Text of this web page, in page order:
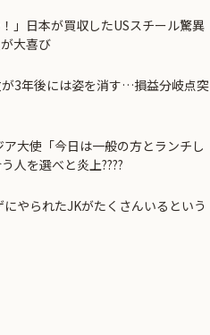
」日本が買収したUSスチール驚異
大喜び
3年後には姿を消す…損益分岐点突
ア大使「今日は一般の方とランチし
人を選べと炎上????
にやられたJKがたくさんいるという